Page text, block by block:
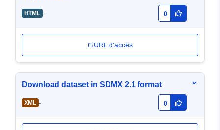
HTML - 0
URL d'accès
Download dataset in SDMX 2.1 format
XML - 0